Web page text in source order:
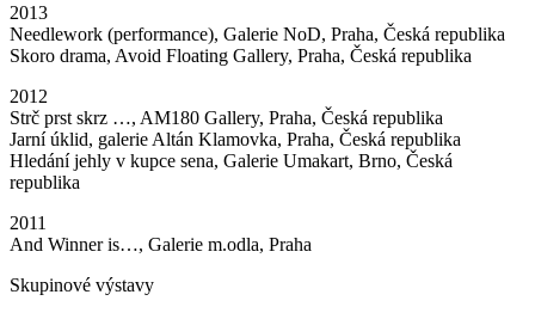
2013
Needlework (performance), Galerie NoD, Praha, Česká republika
Skoro drama, Avoid Floating Gallery, Praha, Česká republika
2012
Strč prst skrz …, AM180 Gallery, Praha, Česká republika
Jarní úklid, galerie Altán Klamovka, Praha, Česká republika
Hledání jehly v kupce sena, Galerie Umakart, Brno, Česká
republika
2011
And Winner is…, Galerie m.odla, Praha
Skupinové výstavy